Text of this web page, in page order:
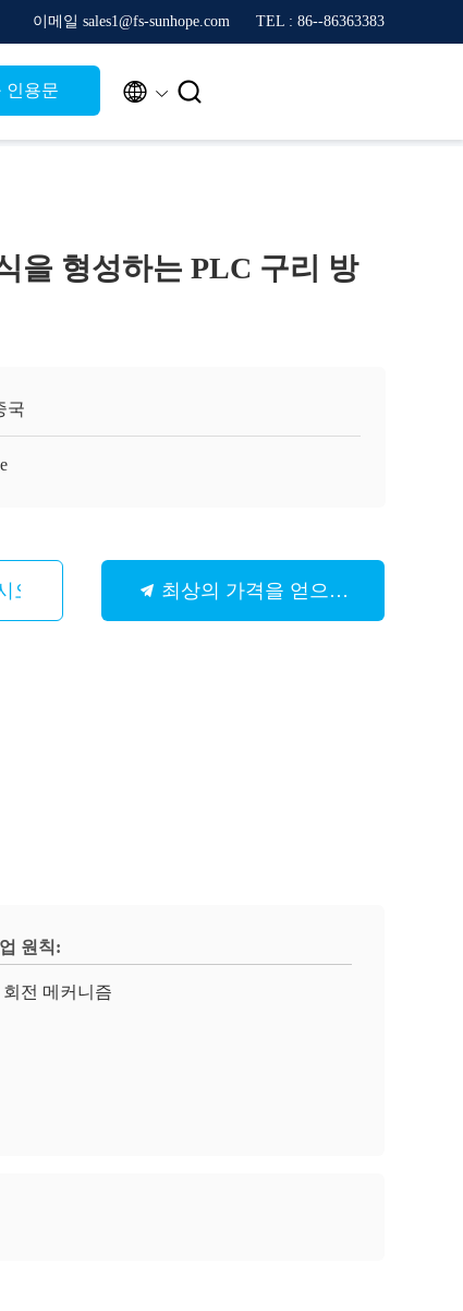
이메일 sales1@fs-sunhope.com TEL : 86--86363383
인용문  
을 형성하는 PLC 구리 방
국
오 최상의 가격을 얻으세요
원칙:
회전 메커니즘